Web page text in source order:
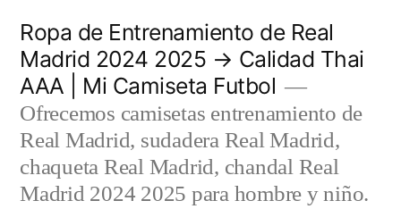
contenido
Ropa de Entrenamiento de Real
Madrid 2024 2025 → Calidad Thai
AAA | Mi Camiseta Futbol
Ofrecemos camisetas entrenamiento de
Real Madrid, sudadera Real Madrid,
chaqueta Real Madrid, chandal Real
Madrid 2024 2025 para hombre y niño.